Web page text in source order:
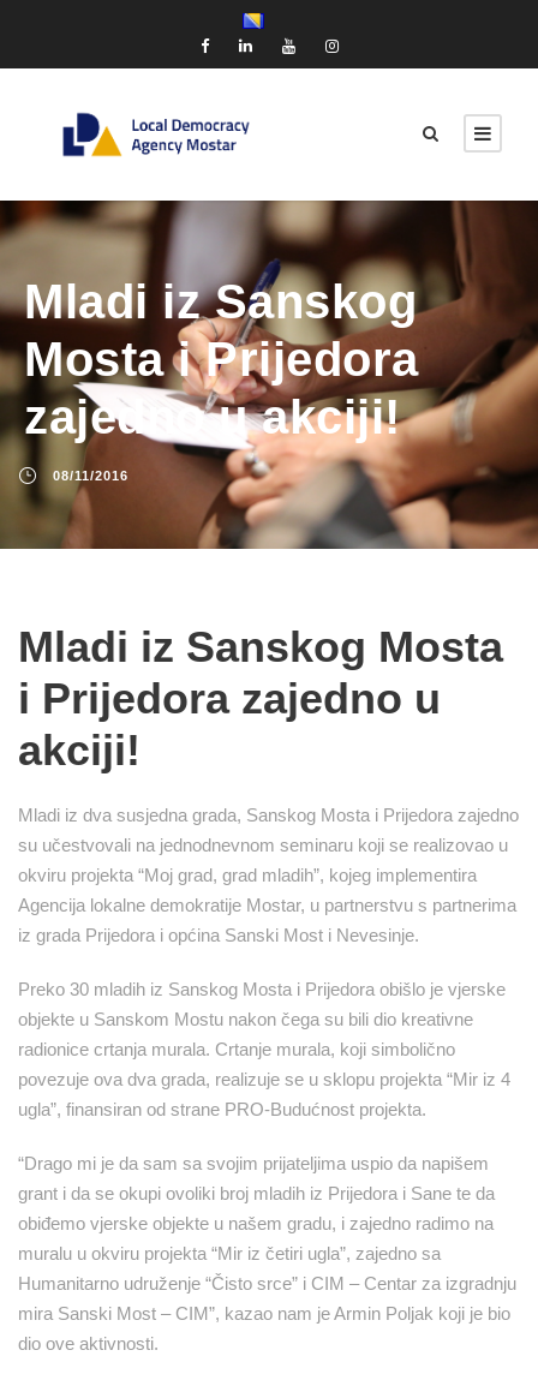
Mladi iz Sanskog
Mosta i Prijedora
zajedno u akciji!
08/11/2016
Mladi iz Sanskog Mosta
i Prijedora zajedno u
akciji!
Mladi iz dva susjedna grada, Sanskog Mosta i Prijedora zajedno
su učestvovali na jednodnevnom seminaru koji se realizovao u
okviru projekta “Moj grad, grad mladih”, kojeg implementira
Agencija lokalne demokratije Mostar, u partnerstvu s partnerima
iz grada Prijedora i općina Sanski Most i Nevesinje.
Preko 30 mladih iz Sanskog Mosta i Prijedora obišlo je vjerske
objekte u Sanskom Mostu nakon čega su bili dio kreativne
radionice crtanja murala. Crtanje murala, koji simbolično
povezuje ova dva grada, realizuje se u sklopu projekta “Mir iz 4
ugla”, finansiran od strane PRO-Budućnost projekta.
“Drago mi je da sam sa svojim prijateljima uspio da napišem
grant i da se okupi ovoliki broj mladih iz Prijedora i Sane te da
obiđemo vjerske objekte u našem gradu, i zajedno radimo na
muralu u okviru projekta “Mir iz četiri ugla”, zajedno sa
Humanitarno udruženje “Čisto srce” i CIM – Centar za izgradnju
mira Sanski Most – CIM”, kazao nam je Armin Poljak koji je bio
dio ove aktivnosti.